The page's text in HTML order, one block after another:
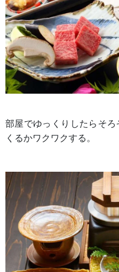
部屋でゆっくりしたらそ
くるかワクワクする。